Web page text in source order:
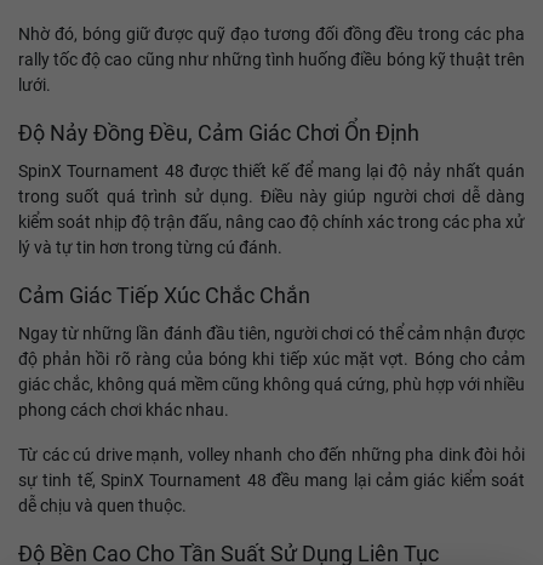
Nhờ đó, bóng giữ được quỹ đạo tương đối đồng đều trong các pha
rally tốc độ cao cũng như những tình huống điều bóng kỹ thuật trên
lưới.
Độ Nảy Đồng Đều, Cảm Giác Chơi Ổn Định
SpinX Tournament 48 được thiết kế để mang lại độ nảy nhất quán
trong suốt quá trình sử dụng. Điều này giúp người chơi dễ dàng
kiểm soát nhịp độ trận đấu, nâng cao độ chính xác trong các pha xử
lý và tự tin hơn trong từng cú đánh.
Cảm Giác Tiếp Xúc Chắc Chắn
Ngay từ những lần đánh đầu tiên, người chơi có thể cảm nhận được
độ phản hồi rõ ràng của bóng khi tiếp xúc mặt vợt. Bóng cho cảm
giác chắc, không quá mềm cũng không quá cứng, phù hợp với nhiều
phong cách chơi khác nhau.
Từ các cú drive mạnh, volley nhanh cho đến những pha dink đòi hỏi
sự tinh tế, SpinX Tournament 48 đều mang lại cảm giác kiểm soát
dễ chịu và quen thuộc.
Độ Bền Cao Cho Tần Suất Sử Dụng Liên Tục